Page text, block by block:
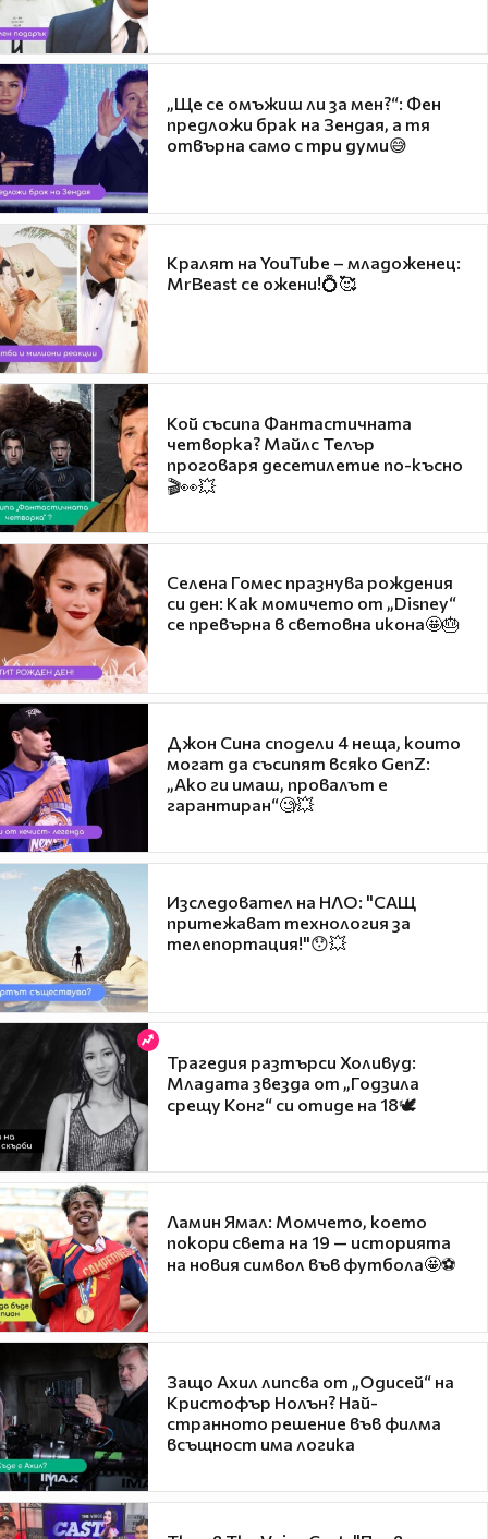
„Ще се омъжиш ли за мен?“: Фен
предложи брак на Зендая, а тя
отвърна само с три думи😅
Кралят на YouTube – младоженец:
MrBeast се ожени!💍🥰
Кой съсипа Фантастичната
четворка? Майлс Телър
проговаря десетилетие по-късно
🎬👀💥
Селена Гомес празнува рождения
си ден: Как момичето от „Disney“
се превърна в световна икона🤩🎂
Джон Сина сподели 4 неща, които
могат да съсипят всяко GenZ:
„Ако ги имаш, провалът е
гарантиран“🧐💥
Изследовател на НЛО: "САЩ
притежават технология за
телепортация!"😯💥
Трагедия разтърси Холивуд:
Младата звезда от „Годзила
срещу Конг“ си отиде на 18🕊️
Ламин Ямал: Момчето, което
покори света на 19 — историята
на новия символ във футбола🤩⚽
Защо Ахил липсва от „Одисей“ на
Кристофър Нолън? Най-
странното решение във филма
всъщност има логика